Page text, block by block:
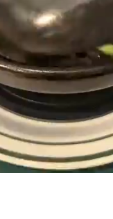
Loaded:
100.00%